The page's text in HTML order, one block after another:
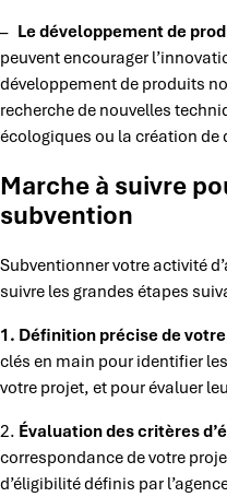
– Le développement de
peuvent encourager
développement de produits
recherche de nouvelles
écologiques ou la création de
Marche à suivre
subvention
Subventionner votre activité
suivre les grandes étapes
1. Définition précise de
clés en main pour identifier
votre projet, et pour évaluer
2. Évaluation des critères
correspondance de votre
d’éligibilité définis par